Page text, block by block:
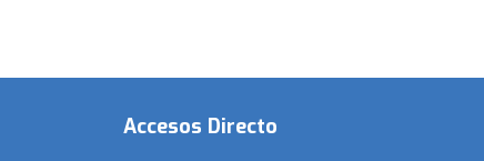
Accesos Directo